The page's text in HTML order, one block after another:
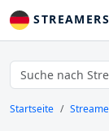
Startseite